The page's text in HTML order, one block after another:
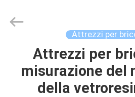
CASA
PRODOTTI
GEO-
ALLEN
Attrezzi per
Attrezzi per
misurazione del
della